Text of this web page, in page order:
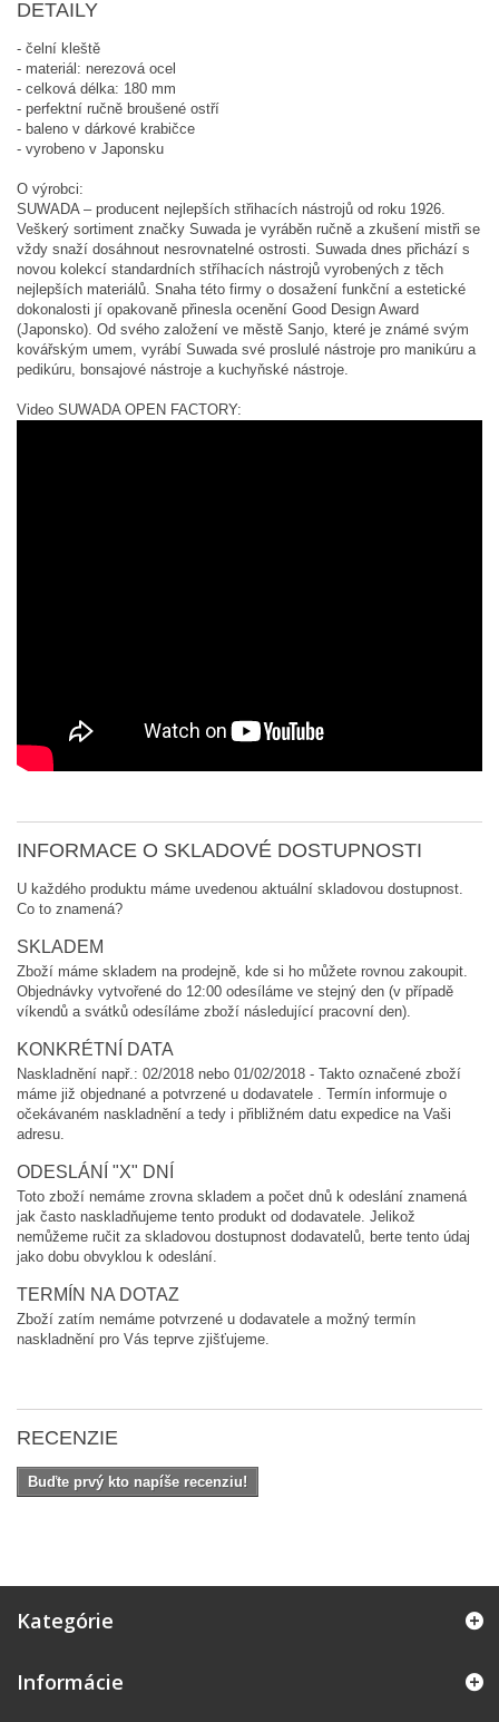
DETAILY
- čelní kleště
- materiál: nerezová ocel
- celková délka: 180 mm
- perfektní ručně broušené ostří
- baleno v dárkové krabičce
- vyrobeno v Japonsku
O výrobci:
SUWADA – producent nejlepších střihacích nástrojů od roku 1926.
Veškerý sortiment značky Suwada je vyráběn ručně a zkušení mistři se
vždy snaží dosáhnout nesrovnatelné ostrosti. Suwada dnes přichází s
novou kolekcí standardních stříhacích nástrojů vyrobených z těch
nejlepších materiálů. Snaha této firmy o dosažení funkční a estetické
dokonalosti jí opakovaně přinesla ocenění Good Design Award
(Japonsko). Od svého založení ve městě Sanjo, které je známé svým
kovářským umem, vyrábí Suwada své proslulé nástroje pro manikúru a
pedikúru, bonsajové nástroje a kuchyňské nástroje.
Video SUWADA OPEN FACTORY:
INFORMACE O SKLADOVÉ DOSTUPNOSTI
U každého produktu máme uvedenou aktuální skladovou dostupnost.
Co to znamená?
SKLADEM
Zboží máme skladem na prodejně, kde si ho můžete rovnou zakoupit.
Objednávky vytvořené do 12:00 odesíláme ve stejný den (v případě
víkendů a svátků odesíláme zboží následující pracovní den).
KONKRÉTNÍ DATA
Naskladnění např.: 02/2018 nebo 01/02/2018 - Takto označené zboží
máme již objednané a potvrzené u dodavatele . Termín informuje o
očekávaném naskladnění a tedy i přibližném datu expedice na Vaši
adresu.
ODESLÁNÍ "X" DNÍ
Toto zboží nemáme zrovna skladem a počet dnů k odeslání znamená
jak často naskladňujeme tento produkt od dodavatele. Jelikož
nemůžeme ručit za skladovou dostupnost dodavatelů, berte tento údaj
jako dobu obvyklou k odeslání.
TERMÍN NA DOTAZ
Zboží zatím nemáme potvrzené u dodavatele a možný termín
naskladnění pro Vás teprve zjišťujeme.
RECENZIE
Buďte prvý kto napíše recenziu!
Kategórie
Informácie